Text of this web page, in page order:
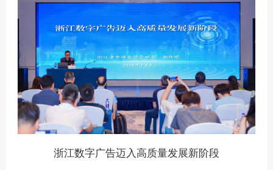
浙江数字广告迈入高质量发展新阶段